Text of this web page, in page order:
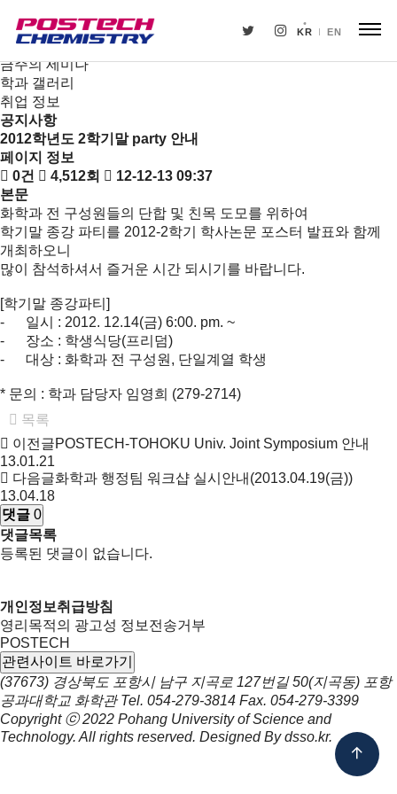
KR EN
뉴스
공지사항
금주의 세미나
학과 갤러리
취업 정보
공지사항
2012학년도 2학기말 party 안내
페이지 정보
0건
4,512회
12-12-13 09:37
본문
화학과 전 구성원들의 단합 및 친목 도모를 위하여
학기말 종강 파티를 2012-2학기 학사논문 포스터 발표와 함께
개최하오니
많이 참석하셔서 즐거운 시간 되시기를 바랍니다.
[학기말 종강파티]
- 일시 : 2012. 12.14(금) 6:00. pm. ~
- 장소 : 학생식당(프리덤)
- 대상 : 화학과 전 구성원, 단일계열 학생
* 문의 : 학과 담당자 임영희 (279-2714)
목록
이전글POSTECH-TOHOKU Univ. Joint Symposium 안내
13.01.21
다음글화학과 행정팀 워크샵 실시안내(2013.04.19(금))
13.04.18
댓글 0
댓글목록
등록된 댓글이 없습니다.
개인정보취급방침
영리목적의 광고성 정보전송거부
POSTECH
관련사이트 바로가기
(37673) 경상북도 포항시 남구 지곡로 127번길 50(지곡동) 포항
공과대학교 화학관 Tel. 054-279-3814 Fax. 054-279-3399
Copyright ⓒ 2022 Pohang University of Science and
Technology. All rights reserved. Designed Bydsso.kr.